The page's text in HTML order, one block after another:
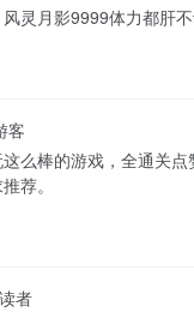
灵月影9999体力都肝
客
么棒的游戏，全通关
荐。
读者